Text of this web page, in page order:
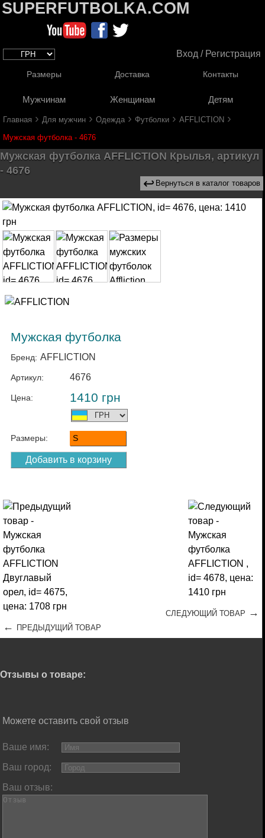
SUPERFUTBOLKA.COM
Вход / Регистрация
Размеры Доставка Контакты
Мужчинам Женщинам Детям
Главная › Для мужчин › Одежда › Футболки › AFFLICTION ›
Мужская футболка - 4676
Мужская футболка AFFLICTION Крылья, артикул
- 4676
↩ Вернуться в каталог товаров
Мужская футболка
Бренд: AFFLICTION
Артикул: 4676
Цена: 1410 грн
Размеры: S
← ПРЕДЫДУЩИЙ ТОВАР
СЛЕДУЮЩИЙ ТОВАР →
Отзывы о товаре:
Можете оставить свой отзыв
Ваше имя:
Ваш город:
Ваш отзыв: